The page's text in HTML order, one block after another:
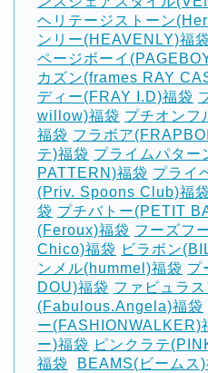
ヘリテージストーン
ンリー(HEAVENLY)福袋
ページボーイ
カズン(frames RAY
ディー(FRAY I.D)福袋
willow)福袋 プチオン
福袋 フラボア
テ)福袋 プライムパタ
PATTERN)福袋 プライ
(Priv. Spoons Club)福袋
袋 プチバトー(PETIT
(Feroux)福袋 フーズフ
Chico)福袋 ビラボン
ンメル(hummel)福袋 プ
DOU)福袋 ファビュラ
(Fabulous.Angela)福袋
ー(FASHIONWALKER)
ー)福袋 ピンクラテ
福袋
BEAMS(ビームス)